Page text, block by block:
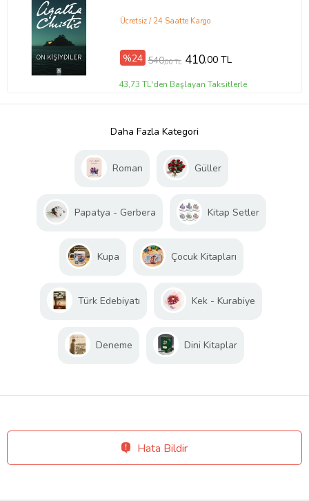
Ücretsiz / 24 Saatte Kargo
%24 540,00 TL 410,00 TL
43,73 TL'den Başlayan Taksitlerle
Daha Fazla Kategori
Roman Güller
Papatya - Gerbera Kitap Setler
Kupa Çocuk Kitapları
Türk Edebiyatı Kek - Kurabiye
Deneme Dini Kitaplar
Hata Bildir